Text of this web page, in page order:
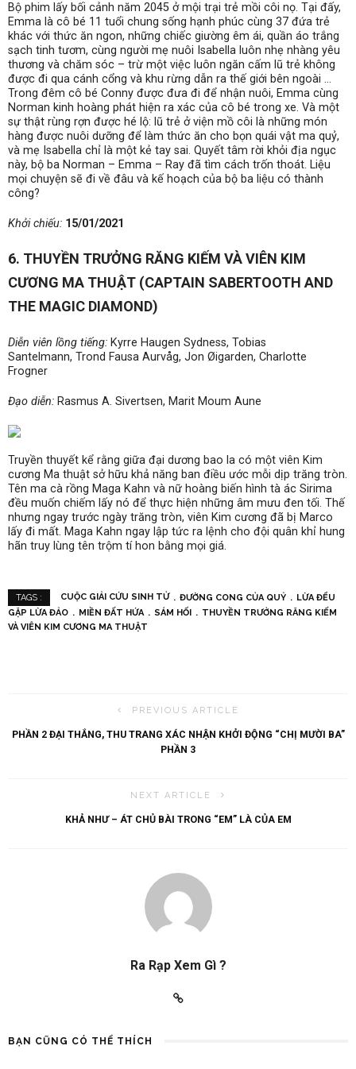
Bộ phim lấy bối cảnh năm 2045 ở mội trại trẻ mồi côi nọ. Tại đấy,
Emma là cô bé 11 tuổi chung sống hạnh phúc cùng 37 đứa trẻ
khác với thức ăn ngon, những chiếc giường êm ái, quần áo trắng
sạch tinh tươm, cùng người mẹ nuôi Isabella luôn nhẹ nhàng yêu
thương và chăm sóc – trừ một việc luôn ngăn cấm lũ trẻ không
được đi qua cánh cổng và khu rừng dẫn ra thế giới bên ngoài …
Trong đêm cô bé Conny được đưa đi để nhận nuôi, Emma cùng
Norman kinh hoàng phát hiện ra xác của cô bé trong xe. Và một
sự thật rùng rợn được hé lộ: lũ trẻ ở viện mồ côi là những món
hàng được nuôi dưỡng để làm thức ăn cho bọn quái vật ma quỷ,
và mẹ Isabella chỉ là một kẻ tay sai. Quyết tâm rời khỏi địa ngục
này, bộ ba Norman – Emma – Ray đã tìm cách trốn thoát. Liệu
mọi chuyện sẽ đi về đâu và kế hoạch của bộ ba liệu có thành
công?
Khởi chiếu: 15/01/2021
6. THUYỀN TRƯỞNG RĂNG KIẾM VÀ VIÊN KIM
CƯƠNG MA THUẬT (CAPTAIN SABERTOOTH AND
THE MAGIC DIAMOND)
Diễn viên lồng tiếng: Kyrre Haugen Sydness, Tobias
Santelmann, Trond Fausa Aurvåg, Jon Øigarden, Charlotte
Frogner
Đạo diễn: Rasmus A. Sivertsen, Marit Moum Aune
Truyền thuyết kể rằng giữa đại dương bao la có một viên Kim
cương Ma thuật sở hữu khả năng ban điều ước mỗi dịp trăng tròn.
Tên ma cà rồng Maga Kahn và nữ hoàng biến hình tà ác Sirima
đều muốn chiếm lấy nó để thực hiện những âm mưu đen tối. Thế
nhưng ngay trước ngày trăng tròn, viên Kim cương đã bị Marco
lấy đi mất. Maga Kahn ngay lập tức ra lệnh cho đội quân khỉ hung
hãn truy lùng tên trộm tí hon bằng mọi giá.
TAGS : CUỘC GIẢI CỨU SINH TỬ ĐƯỜNG CONG CỦA QUỶ
LỪA ĐỂU
GẶP LỪA ĐẢO
MIỀN ĐẤT HỨA SÁM HỐI
THUYỀN TRƯỞNG RĂNG KIẾM
VÀ VIÊN KIM CƯƠNG MA THUẬT
PREVIOUS ARTICLE
PHẦN 2 ĐẠI THẮNG, THU TRANG XÁC NHẬN KHỞI ĐỘNG “CHỊ MƯỜI BA”
PHẦN 3
NEXT ARTICLE
KHẢ NHƯ – ÁT CHỦ BÀI TRONG “EM” LÀ CỦA EM
Ra Rạp Xem Gì ?
BẠN CŨNG CÓ THỂ THÍCH